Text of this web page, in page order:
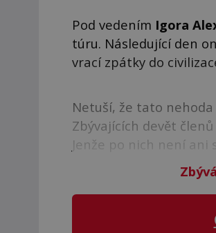
Pod vedením Igora
túru. Následující den
vrací zpátky do
Netuší, že tato
Zbývajících devět
Jenže po nich není ani